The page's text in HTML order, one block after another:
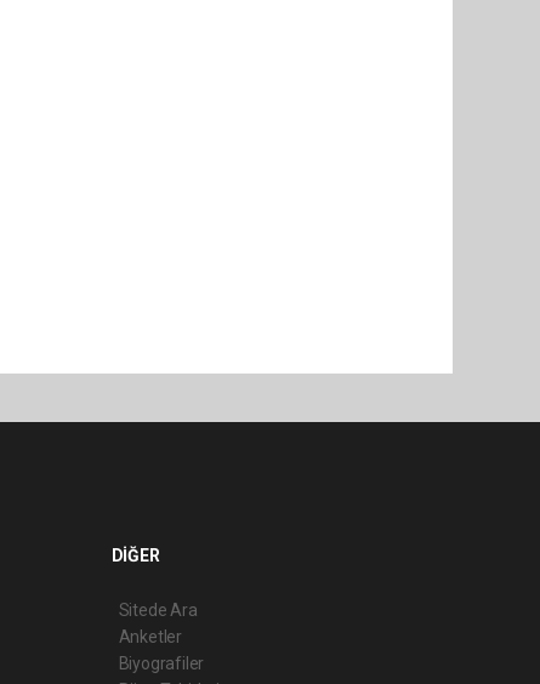
DİĞER
Sitede Ara
Anketler
Biyografiler